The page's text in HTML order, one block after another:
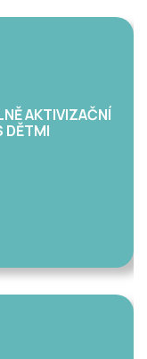
AKTIVIZAČNÍ
DĚTMI